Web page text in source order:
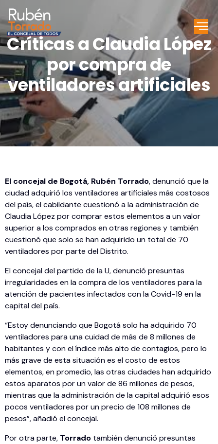
Críticas a Claudia López
por compra de
ventiladores artificiales
El concejal de Bogotá, Rubén Torrado, denunció que la
ciudad adquirió los ventiladores artificiales más costosos
del país, el cabildante cuestionó a la administración de
Claudia López por comprar estos elementos a un valor
superior a los comprados en otras regiones y también
cuestionó que solo se han adquirido un total de 70
ventiladores por parte del Distrito.
El concejal del partido de la U, denunció presuntas
irregularidades en la compra de los ventiladores para la
atención de pacientes infectados con la Covid-19 en la
capital del país.
“Estoy denunciando que Bogotá solo ha adquirido 70
ventiladores para una cuidad de más de 8 millones de
habitantes y con el índice más alto de contagios, pero lo
más grave de esta situación es el costo de estos
elementos, en promedio, las otras ciudades han adquirido
estos aparatos por un valor de 86 millones de pesos,
mientras que la administración de la capital adquirió esos
pocos ventiladores por un precio de 108 millones de
pesos”, añadió el concejal.
Por otra parte, Torrado también denunció presuntas